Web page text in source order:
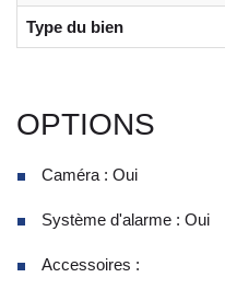
Type du bien
OPTIONS
Caméra : Oui
Système d'alarme : Oui
Accessoires :